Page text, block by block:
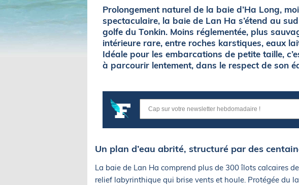
Prolongement naturel de la baie d’Ha Long,
spectaculaire, la baie de Lan Ha s’étend au
golfe du Tonkin. Moins réglementée, plus
intérieure rare, entre roches karstiques, eaux
Idéale pour les embarcations de petite taille,
à parcourir lentement, dans le respect de son
Un plan d’eau abrité, structuré par des
La baie de Lan Ha comprend plus de 300 îlots calcaires
relief labyrinthique qui brise vents et houle. Protégée du